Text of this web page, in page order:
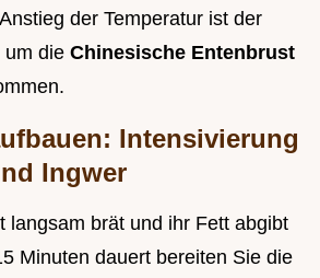
der Temperatur ist der
um die Chinesische Entenbrust
Intensivierung
Ingwer
langsam brät und ihr Fett abgibt
Minuten dauert bereiten Sie die